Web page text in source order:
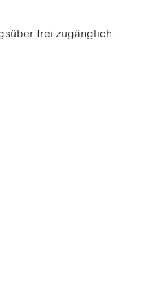
frei zugänglich.